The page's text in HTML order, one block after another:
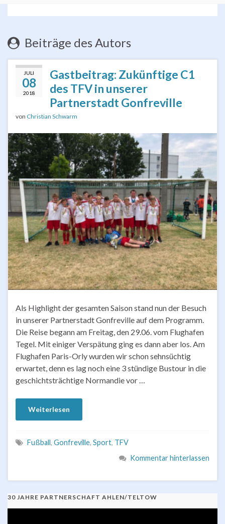
Beiträge des Autors
JULI
08
2018
Gastbeitrag: Zukünftige C1
des TFV in unserer
Partnerstadt Gonfreville
von Christian Schwarm
Als Highlight der gesamten Saison stand nun der Besuch
in unserer Partnerstadt Gonfreville auf dem Programm.
Die Reise begann am Freitag, den 29.06. vom Flughafen
Tegel. Mit einiger Verspätung ging es dann aber los. Am
Flughafen Paris-Orly wurden wir schon sehnsüchtig
erwartet, denn es lag noch eine 3 stündige Bustour in die
geschichtsträchtige Normandie vor …
Weiterlesen
Fußball, Gonfreville, Sport, TFV
Kommentar hinterlassen
30 JAHRE PARTNERSCHAFT AHLEN/TELTOW